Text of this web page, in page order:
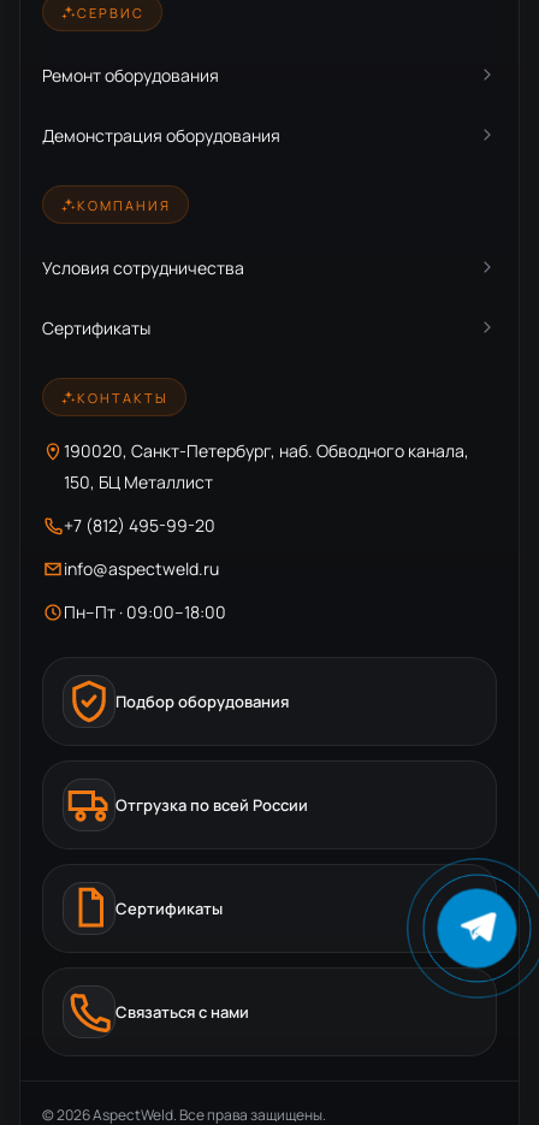
СЕРВИС
Ремонт оборудования
Демонстрация оборудования
КОМПАНИЯ
Условия сотрудничества
Сертификаты
КОНТАКТЫ
190020, Санкт-Петербург, наб. Обводного канала,
150, БЦ Металлист
+7 (812) 495-99-20
info@aspectweld.ru
Пн–Пт · 09:00–18:00
Подбор оборудования
Отгрузка по всей России
Сертификаты
Связаться с нами
© 2026 AspectWeld. Все права защищены.